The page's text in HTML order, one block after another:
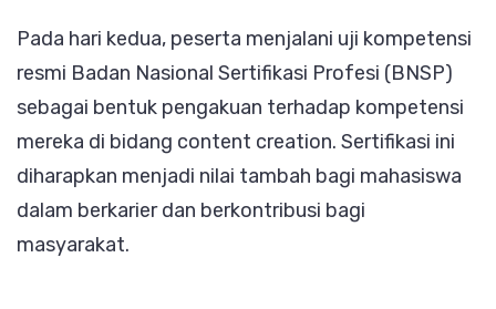
Pada hari kedua, peserta menjalani uji kompetensi
resmi Badan Nasional Sertifikasi Profesi (BNSP)
sebagai bentuk pengakuan terhadap kompetensi
mereka di bidang content creation. Sertifikasi ini
diharapkan menjadi nilai tambah bagi mahasiswa
dalam berkarier dan berkontribusi bagi
masyarakat.